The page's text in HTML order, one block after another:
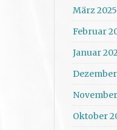
März 2025
Februar
Januar
Oktober